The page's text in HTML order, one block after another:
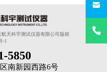
400-
天科宇测试仪器有限公司版权
-1
5850
南新园西路6号